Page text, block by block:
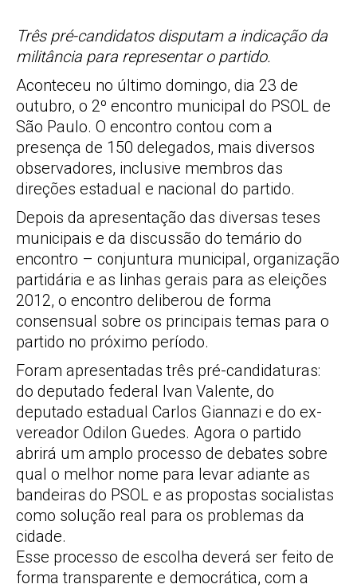
Três pré-candidatos disputam a indicação da
militância para representar o partido.
Aconteceu no último domingo, dia 23 de
outubro, o 2º encontro municipal do PSOL de
São Paulo. O encontro contou com a
presença de 150 delegados, mais diversos
observadores, inclusive membros das
direções estadual e nacional do partido.
Depois da apresentação das diversas teses
municipais e da discussão do temário do
encontro – conjuntura municipal, organização
partidária e as linhas gerais para as eleições
2012, o encontro deliberou de forma
consensual sobre os principais temas para o
partido no próximo período.
Foram apresentadas três pré-candidaturas:
do deputado federal Ivan Valente, do
deputado estadual Carlos Giannazi e do ex-
vereador Odilon Guedes. Agora o partido
abrirá um amplo processo de debates sobre
qual o melhor nome para levar adiante as
bandeiras do PSOL e as propostas socialistas
como solução real para os problemas da
cidade.
Esse processo de escolha deverá ser feito de
forma transparente e democrática, com a